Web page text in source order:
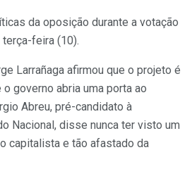
da oposição durante a votação
feira (10).
Larrañaga afirmou que o projeto é
governo abria uma porta ao
Abreu, pré-candidato à
Nacional, disse nunca ter visto um
capitalista e tão afastado da